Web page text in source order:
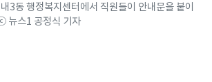
3동 행정복지센터에서 직원들이 안내문을 붙이
뉴스1 공정식 기자